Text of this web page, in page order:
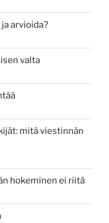
arvioida?
valta
mitä viestinnän
hokeminen ei riitä